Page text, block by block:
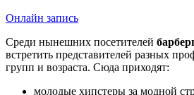
Онлайн запись
Среди нынешних посетителей
встретить представителей разных
групп и возраста. Сюда приходят:
молодые хипстеры за модной